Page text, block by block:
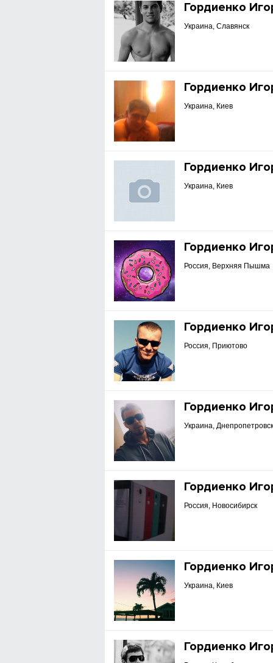
Гордиенко
Украина, Славянск
Гордиенко
Украина, Киев
Гордиенко
Украина, Киев
Гордиенко
Россия, Верхняя Пышма
Гордиенко
Россия, Приютово
Гордиенко
Украина,
Гордиенко
Россия, Новосибирск
Гордиенко
Украина, Киев
Гордиенко